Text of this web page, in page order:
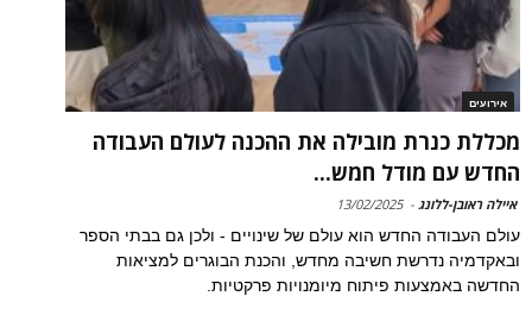
אירועים
מכללת כנרת מובילה את ההכנה לעולם העבודה
החדש עם מודל חמש...
איילה ראובן-ללונג -
13/02/2025
עולם העבודה החדש הוא עולם של שינויים - ולכן גם בבתי הספר
ובאקדמיה נדרשת חשיבה מחדש, והכנת הבוגרים למציאות
החדשה באמצעות פיתוח מיומנויות פרקטיות.